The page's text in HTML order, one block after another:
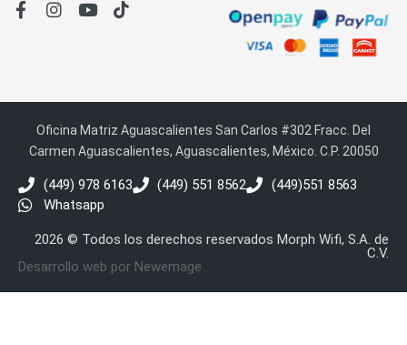
Oficina Matriz Aguascalientes San Carlos #302 Fracc. Del
Carmen Aguascalientes, Aguascalientes, México. C.P. 20050
(449) 978 6163 (449) 551 8562
(449)551 8563
Whatsapp
2026 © Todos los derechos reservados Morph Wifi, S.A. de
C.V.
Desarrollo web por Newemage